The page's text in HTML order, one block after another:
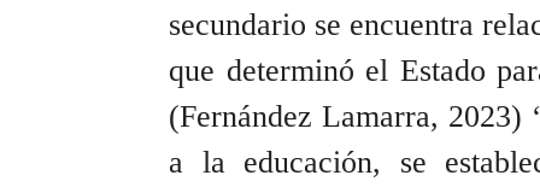
secundario se encuentra
que determinó el Estado
(Fernández Lamarra, 2023)
a la educación, se